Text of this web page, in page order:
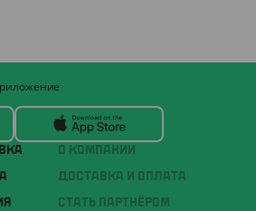
О КОМПАНИИ
ДОСТАВКА И ОПЛАТА
СТАТЬ ПАРТНЁРОМ